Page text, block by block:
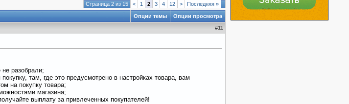
Страница 2 из 15 < 1 2 3 4 12 > Последняя »
Опции темы Опции просмотра
#11
не разобрали;
там, где это предусмотрено в настройках товара, вам
на покупку товара;
магазина;
выплату за привлеченных покупателей!